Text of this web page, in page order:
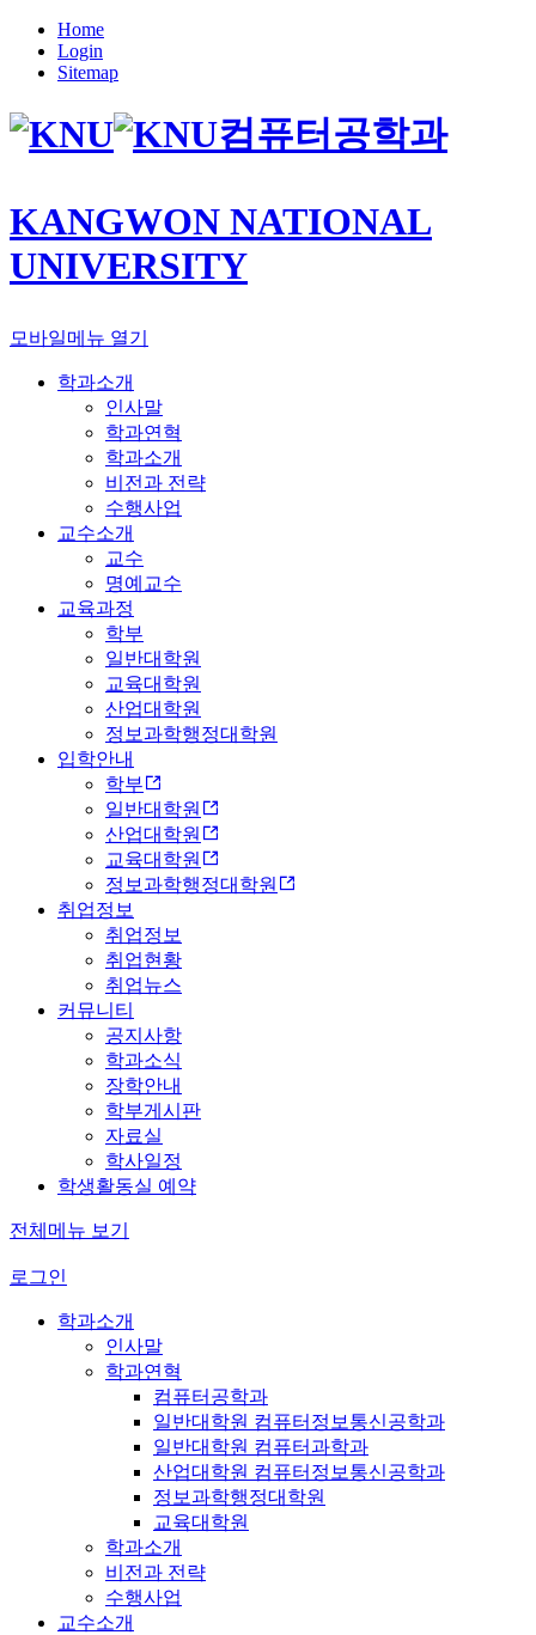
Home
Login
Sitemap
컴퓨터공학과
KANGWON NATIONAL
UNIVERSITY
모바일메뉴 열기
학과소개
인사말
학과연혁
학과소개
비전과 전략
수행사업
교수소개
교수
명예교수
교육과정
학부
일반대학원
교육대학원
산업대학원
정보과학행정대학원
입학안내
학부
일반대학원
산업대학원
교육대학원
정보과학행정대학원
취업정보
취업정보
취업현황
취업뉴스
커뮤니티
공지사항
학과소식
장학안내
학부게시판
자료실
학사일정
학생활동실 예약
전체메뉴 보기
로그인
학과소개
인사말
학과연혁
컴퓨터공학과
일반대학원 컴퓨터정보통신공학과
일반대학원 컴퓨터과학과
산업대학원 컴퓨터정보통신공학과
정보과학행정대학원
교육대학원
학과소개
비전과 전략
수행사업
교수소개